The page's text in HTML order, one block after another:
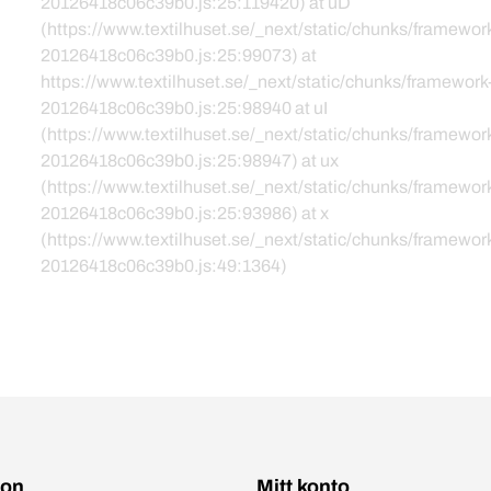
(https://www.textilhuset.se/_next/static/chunks/
20126418c06c39b0.js:25:99073) at
https://www.textilhuset.se/_next/static/chunks/
20126418c06c39b0.js:25:98940 at uI
(https://www.textilhuset.se/_next/static/chunks/
20126418c06c39b0.js:25:98947) at ux
(https://www.textilhuset.se/_next/static/chunks/
20126418c06c39b0.js:25:93986) at x
(https://www.textilhuset.se/_next/static/chunks/
20126418c06c39b0.js:49:1364)